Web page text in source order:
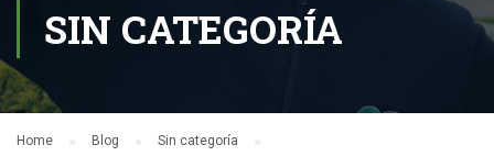
SIN CATEGORÍA
Home Blog
Sin categoría